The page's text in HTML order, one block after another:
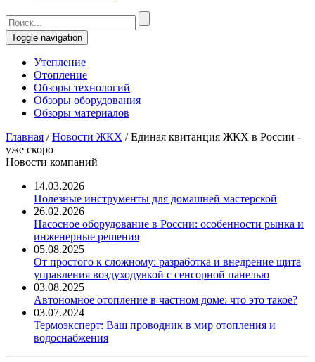
Toggle navigation
Утепление
Отопление
Обзоры технологий
Обзоры оборудования
Обзоры материалов
Главная /Новости ЖКХ /Единая квитанция ЖКХ в России -
уже скоро
Новости компаний
14.03.2026
Полезные инструменты для домашней мастерской
26.02.2026
Насосное оборудование в России: особенности рынка и
инженерные решения
05.08.2025
От простого к сложному: разработка и внедрение щита
управления воздуходувкой с сенсорной панелью
03.08.2025
Автономное отопление в частном доме: что это такое?
03.07.2024
Термоэксперт: Ваш проводник в мир отопления и
водоснабжения